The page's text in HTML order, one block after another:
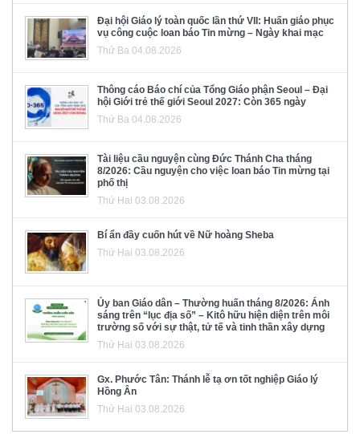
Đại hội Giáo lý toàn quốc lần thứ VII: Huấn giáo phục
vụ công cuộc loan báo Tin mừng – Ngày khai mạc
Thứ Ba 04.08.2026
Thông cáo Báo chí của Tổng Giáo phận Seoul – Đại
hội Giới trẻ thế giới Seoul 2027: Còn 365 ngày
Thứ Ba 04.08.2026
Tài liệu cầu nguyện cùng Đức Thánh Cha tháng
8/2026: Cầu nguyện cho việc loan báo Tin mừng tại
phố thị
Thứ Hai 03.08.2026
Bí ẩn đầy cuốn hút về Nữ hoàng Sheba
Thứ Hai 03.08.2026
Ủy ban Giáo dân – Thường huấn tháng 8/2026: Ánh
sáng trên “lục địa số” – Kitô hữu hiện diện trên môi
trường số với sự thật, tử tế và tinh thần xây dựng
Thứ Hai 03.08.2026
Gx. Phước Tân: Thánh lễ tạ ơn tốt nghiệp Giáo lý
Hồng Ân
Thứ Hai 03.08.2026